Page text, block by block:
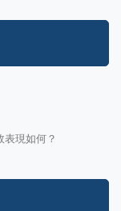
現如何？